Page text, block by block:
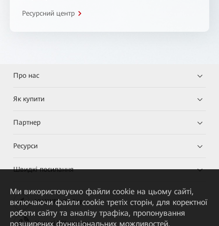
Ресурсний центр
Про нас
Як купити
Партнер
Ресурси
Швидкі посилання
HUAWEI eKit App
Huawei HiKnow App
Ми використовуємо файли cookie на цьому сайті,
включаючи файли cookie третіх сторін, для коректної
роботи сайту та аналізу трафіка, пропонування
розширених функціональних можливостей,